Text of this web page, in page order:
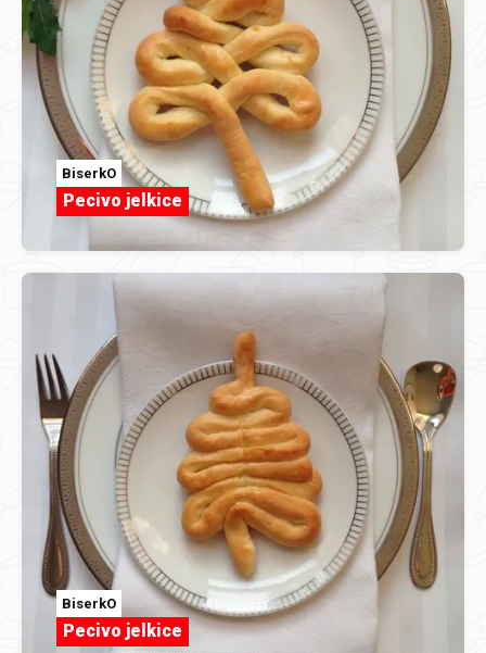
BiserkO
Pecivo jelkice
BiserkO
Pecivo jelkice